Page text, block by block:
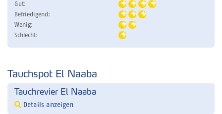
Gut:
Befriedigend:
Wenig:
Schlecht:
Tauchspot El Naaba
Tauchrevier El Naaba
Details anzeigen